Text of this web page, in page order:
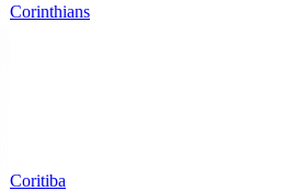
Corinthians
Coritiba